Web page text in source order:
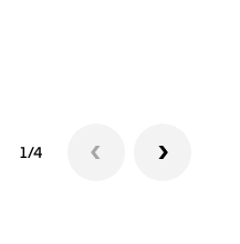
1/4